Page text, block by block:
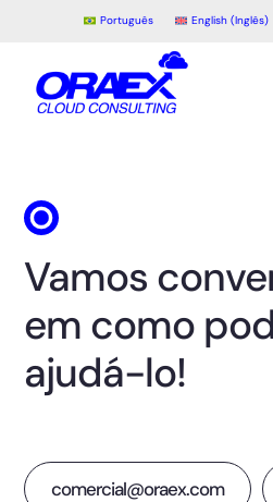
Português English (Inglês)
Vamos
em como
ajudá-lo!
comercial@oraex.com